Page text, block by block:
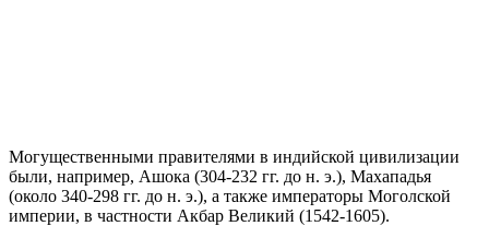
Могущественными правителями в индийской цивилизации
были, например, Ашока (304-232 гг. до н. э.), Махападья
(около 340-298 гг. до н. э.), а также императоры Моголской
империи, в частности Акбар Великий (1542-1605).